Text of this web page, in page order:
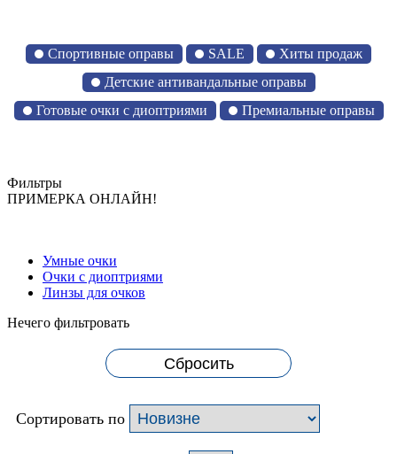
Спортивные оправы SALE
Хиты продаж
Детские антивандальные оправы
Готовые очки с диоптриями
Премиальные оправы
Фильтры
ПРИМЕРКА ОНЛАЙН!
Умные очки
Очки с диоптриями
Линзы для очков
Нечего фильтровать
Сбросить
Сортировать по